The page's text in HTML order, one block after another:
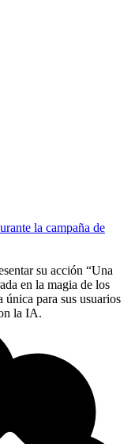
la campaña de
su acción “Una
en la magia de los
única para sus usuarios
la IA.